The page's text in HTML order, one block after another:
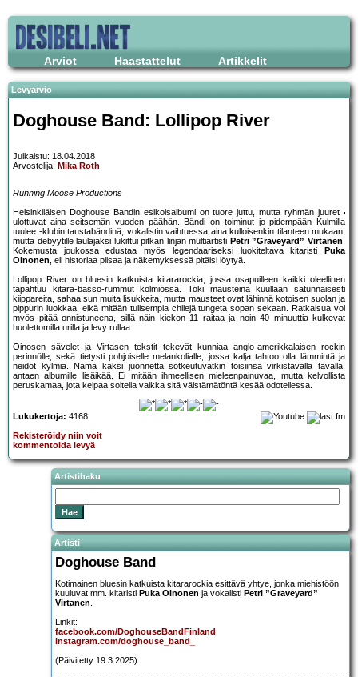
Arviot Haastattelut Artikkelit
Levyarvio
Doghouse Band: Lollipop River
Julkaistu: 18.04.2018
Arvostelija: Mika Roth
Running Moose Productions
Helsinkiläisen Doghouse Bandin esikoisalbumi on tuore juttu, mutta ryhmän juuret
ulottuvat aina seitsemän vuoden päähän. Bändi on toiminut jo pidempään Kulmilla
tuulee -klubin taustabändinä, vokalistin vaihtuessa aina kulloisenkin tilanteen mukaan,
mutta debyytille laulajaksi lukittui pitkän linjan multiartisti Petri ”Graveyard” Virtanen.
Kokemusta joukossa edustaa myös legendaariseksi luokiteltava kitaristi
Puka
Oinonen, eli historiaa piisaa ja näkemyksessä pitäisi löytyä.
Lollipop River on bluesin katkuista kitararockia, jossa osapuilleen kaikki oleellinen
tapahtuu kitara-basso-rummut kolmiossa. Toki mausteina kuullaan satunnaisesti
kiippareita, sahaa sun muita lisukkeita, mutta mausteet ovat lähinnä kotoisen suolan ja
pippurin luokkaa, eikä mitään tulisempia chilejä tungeta sopan sekaan. Ratkaisua voi
myös pitää onnistuneena, sillä näin kiekon 11 raitaa ja noin 40 minuuttia kulkevat
huolettomilla urilla ja levy rullaa.
Oinosen sävelet ja Virtasen tekstit tekevät kunniaa anglo-amerikkalaisen rockin
perinnölle, sekä tietysti pohjoiselle melankolialle, jossa kalja tahtoo olla lämmintä ja
neidot kylmiä. Nämä kaksi juonnetta sotkeutuvatkin toisiinsa virkistävällä tavalla,
antaen albumille lisäikää. Ei mitään ihmeellisen mieleenpainuvaa, mutta kelvollista
peruskamaa, jota kelpaa soitella vaikka sitä väistämätöntä kesää odotellessa.
Lukukertoja: 4168
Rekisteröidy niin voit
kommentoida levyä
Artistihaku
Artisti
Doghouse Band
Kotimainen bluesin katkuista kitararockia esittävä yhtye, jonka miehistöön
kuuluvat mm. kitaristi Puka Oinonen ja vokalisti Petri ”Graveyard”
Virtanen
Linkit:
facebook.com/DoghouseBandFinland
instagram.com/doghouse_band_
(Päivitetty 19.3.2025)